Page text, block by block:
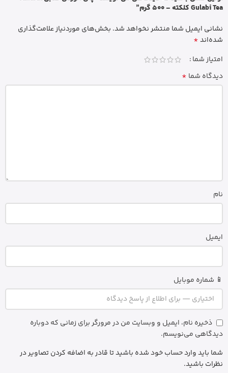
Gulabi Tea کلکته – 500 گرم”
نشانی ایمیل شما منتشر نخواهد شد. بخش‌های موردنیاز علامت‌گذاری
شده‌اند*
امتیاز شما
دیدگاه شما *
نام
ایمیل
📱 شماره موبایل
ذخیره نام، ایمیل و وبسایت من در مرورگر برای زمانی که دوباره
دیدگاهی می‌نویسم.
شما باید وارد حساب خود شده باشید تا قادر به اضافه کردن تصاویر در
نظرات باشید.